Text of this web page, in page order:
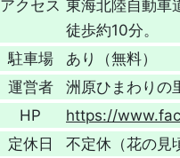
アクセス 東海北陸自動車
徒歩約10分。
駐車場
あり（無料）
運営者
洲原ひまわりの
HP
https://
定休日
不定休（花の見